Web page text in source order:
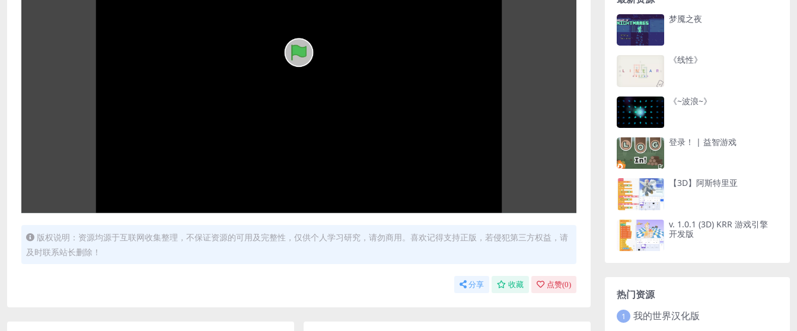
版权说明：资源均源于互联网收集整理，不保证资源的可用及完整性，仅供个人学习研究，请勿商用。喜欢记得支持正版，若侵犯第三方权益，请
及时联系站长删除！
分享 收藏 点赞(0)
梦魇之夜
《线性》
《~波浪~》
登录！ | 益智游戏
【3D】阿斯特里亚
v. 1.0.1 (3D) KRR 游戏引擎
开发版
热门资源
1 我的世界汉化版